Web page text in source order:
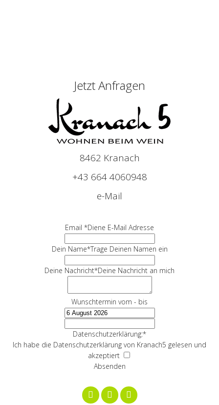
Jetzt Anfragen
8462 Kranach
+43 664 4060948
e-Mail
Email *Diene E-Mail Adresse
Dein Name*Trage Deinen Namen ein
Deine Nachricht*Deine Nachricht an mich
Wunschtermin vom - bis
Datenschutzerklärung:*
Ich habe die Datenschutzerklärung von Kranach5 gelesen und
akzeptiert
Absenden